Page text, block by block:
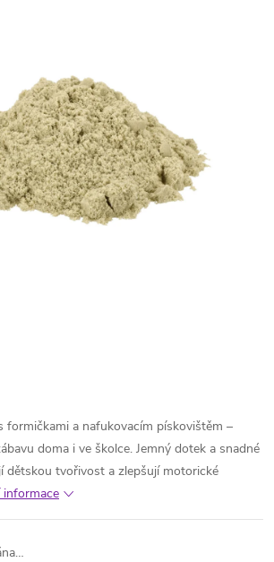
formičkami a nafukovacím pískovištěm –
doma i ve školce. Jemný dotek a snadné
dětskou tvořivost a zlepšují motorické
informace